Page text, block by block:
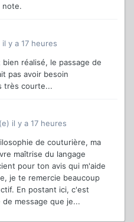
note.
il y a 17 heures
réalisé, le passage de
pas avoir besoin
très courte...
il y a 17 heures
de couturière, ma
maîtrise du langage
pour ton avis qui m'aide
je te remercie beaucoup
En postant ici, c'est
message que je...